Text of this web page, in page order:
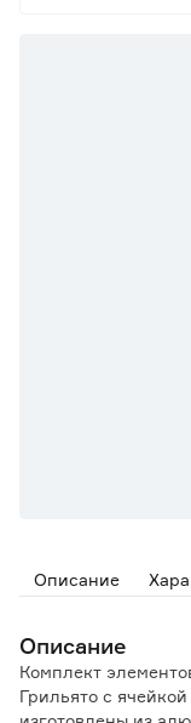
Описание
Описание
Комплект
Грильято с